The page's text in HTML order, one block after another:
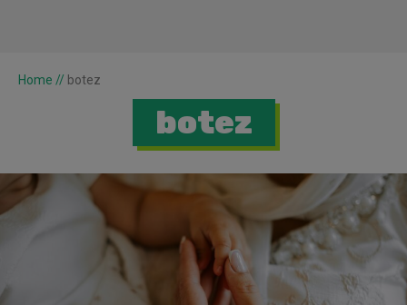
Home // botez
botez